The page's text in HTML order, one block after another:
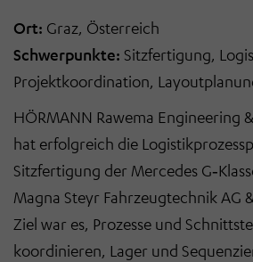
Ort: Graz, Österreich
Schwerpunkte: Sitzfertigung,
Projektkoordination,
HÖRMANN Rawema Engineering
hat erfolgreich die
Sitzfertigung der Mercedes G‑
Magna Steyr Fahrzeugtechnik AG
Ziel war es, Prozesse und
koordinieren, Lager und